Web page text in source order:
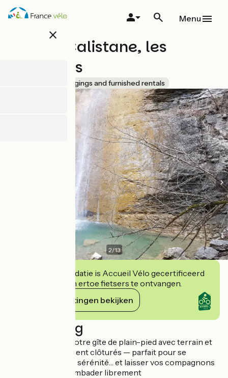
Overslaan
en
close
Menu
Gite de Calistane, les
Cascades
Lodgings and furnished rentals
2/13
Deze accommodatie is Accueil Vélo gecertificeerd
en verbindt zich ertoe fietsers te ontvangen.
Haar verplichtingen bekijken
Beschrijving
Bienvenue dans notre gîte de plain-pied avec terrain et
terrasse entièrement clôturés — parfait pour se
détendre en toute sérénité… et laisser vos compagnons
à quatre pattes gambader librement